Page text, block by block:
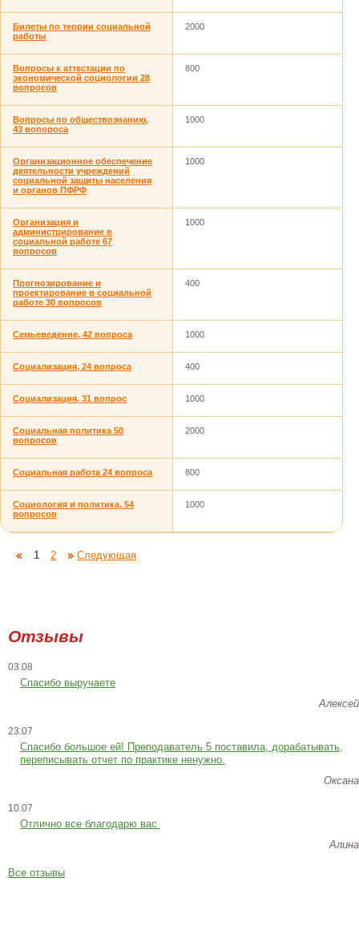
Билеты по теории социальной
работы
2000
Вопросы к аттестации по
экономической социологии 28
вопросов
800
Вопросы по обществознанию,
43 вопороса
1000
Организационное обеспечение
деятельности учреждений
социальной защиты населения
и органов ПФРФ
1000
Организация и
администрирование в
социальной работе 67
вопросов
1000
Прогнозирование и
проектирование в социальной
работе 30 вопросов
400
Семьеведение, 42 вопроса 1000
Социализация, 24 вопроса 400
Социализация, 31 вопрос 1000
Социальная политика 50
вопросов
2000
Социальная работа 24 вопроса 800
Социология и политика, 54
вопросов
1000
1 2 Следующая
Отзывы
03.08
Спасибо выручаете
Алексей
23.07
Cпасибо большое ей! Преподаватель 5 поставила, дорабатывать,
переписывать отчет по практике ненужно.
Оксана
10.07
Отлично все благодарю вас
Алина
Все отзывы